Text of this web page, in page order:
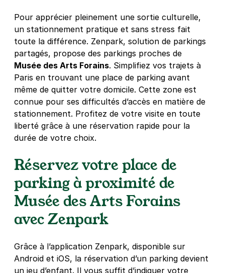
+ Abonnements disponibles
Paris - Bercy - SAEMES
158 quai de Bercy
Paris
4,97 €/heure,44,71 €/jour,108 €/semaine(tarifs dégressifs)
Réserver
Métro Daumesnil - rue de la Durance
- Paris 12
4 rue de la Durance
75012Paris
(117 avis)
100 €/semaine
Réserver
+ Abonnements disponibles
Pour apprécier pleinement une sortie culturelle,
un stationnement pratique et sans stress fait
toute la différence. Zenpark, solution de parkings
partagés, propose des parkings proches de
Musée des Arts Forains. Simplifiez vos trajets à
Paris en trouvant une place de parking avant
même de quitter votre domicile. Cette zone est
connue pour ses difficultés d’accès en matière de
stationnement. Profitez de votre visite en toute
liberté grâce à une réservation rapide pour la
durée de votre choix.
Réservez votre place de
parking à proximité de
Musée des Arts Forains
avec Zenpark
Grâce à l’application Zenpark, disponible sur
Android et iOS, la réservation d’un parking devient
un jeu d’enfant. Il vous suffit d’indiquer votre